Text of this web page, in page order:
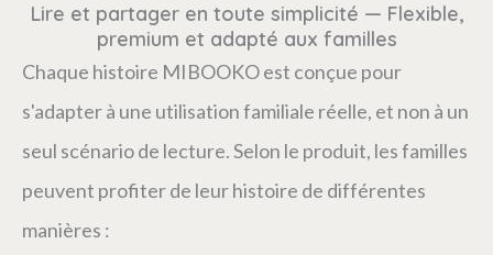
Lire et partager en toute simplicité — Flexible,
premium et adapté aux familles
Chaque histoire MIBOOKO est conçue pour
s'adapter à une utilisation familiale réelle, et non à un
seul scénario de lecture. Selon le produit, les familles
peuvent profiter de leur histoire de différentes
manières :